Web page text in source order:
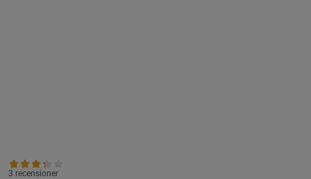
3 recensioner